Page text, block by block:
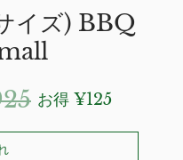
イズ) BBQ
お得 ¥125